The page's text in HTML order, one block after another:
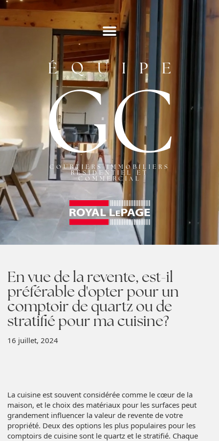
ÉQUIPE
GC
COURTIERS IMMOBILIERS
RÉSIDENTIEL ET
COMMERCIAL
En vue de la revente, est-il
préférable d'opter pour un
comptoir de quartz ou de
stratifié pour ma cuisine?
16 juillet, 2024
La cuisine est souvent considérée comme le cœur de la
maison, et le choix des matériaux pour les surfaces peut
grandement influencer la valeur de revente de votre
propriété. Deux des options les plus populaires pour les
comptoirs de cuisine sont le quartz et le stratifié. Chaque